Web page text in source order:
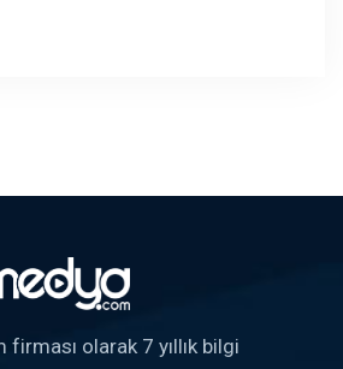
firması olarak 7 yıllık bilgi